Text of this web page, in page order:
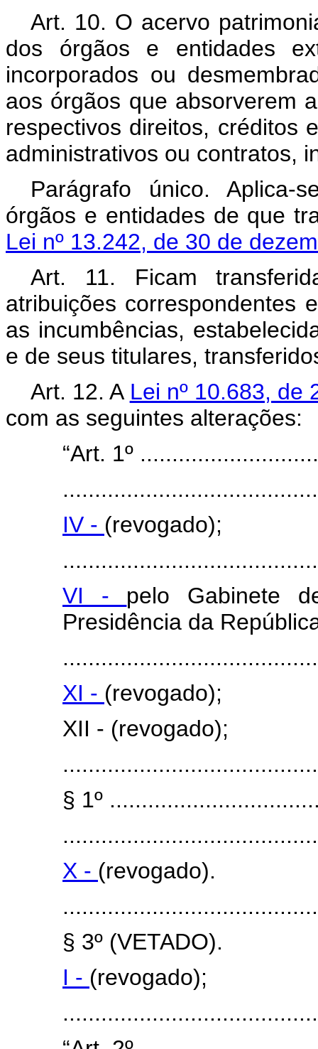
Art. 10. O acervo
dos órgãos e entidades
incorporados ou
aos órgãos que absorverem
respectivos direitos, créditos
administrativos ou contratos,
Parágrafo único. Aplica-
órgãos e entidades de que
Lei nº 13.242, de 30 de
Art. 11. Ficam
atribuições correspondentes
as incumbências,
e de seus titulares,
Art. 12. A Lei nº 10.683,
com as seguintes alterações:
“Art. 1º
IV - (revogado);
VI - pelo Gabinete
Presidência da
XI - (revogado);
XII - (revogado);
§ 1º
X - (revogado).
§ 3º (VETADO).
I - (revogado);